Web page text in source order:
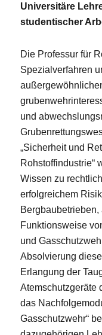
Universitäre
studentischer
Die Professur für
Spezialverfahren
und
„Sicherheit und
Rohstoffindustrie“
Wissen zu
erfolgreichem
Funktionsweise
und
Absolvierung
Erlangung der
Atemschutzgeräte
das
Gasschutzwehr“